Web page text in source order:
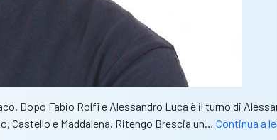
Dopo Fabio Rolfi e Alessandro Lucà è il turno di
Castello e Maddalena. Ritengo Brescia un… Continua a